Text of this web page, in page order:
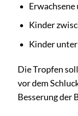
Erwachsene
Kinder
Kinder
Die Tropfen
vor dem
Besserung der